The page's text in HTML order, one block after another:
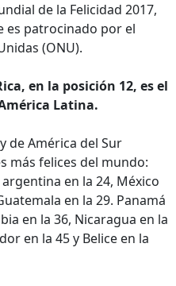
de la Felicidad 2017,
es patrocinado por el
(ONU).
en la posición 12, es el
Latina.
de América del Sur
más felices del mundo:
en la 24, México
en la 29. Panamá
en la 36, Nicaragua en la
en la 45 y Belice en la